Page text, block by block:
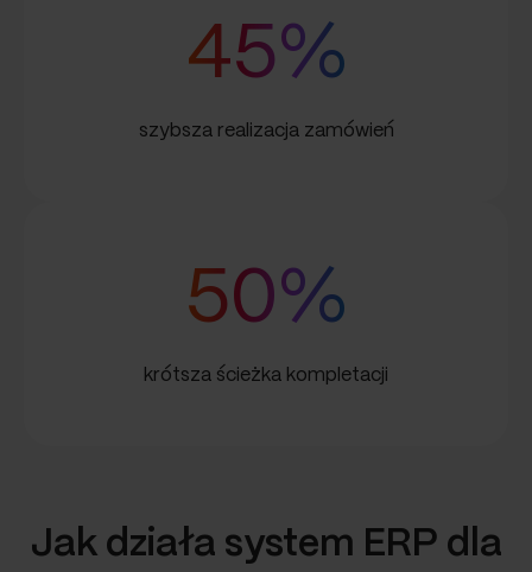
45%
szybsza realizacja zamówień
50%
krótsza ścieżka kompletacji
Jak działa system ERP dla